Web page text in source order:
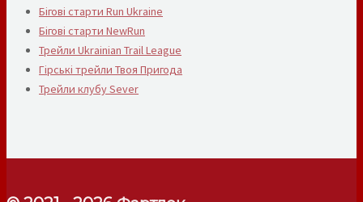
Бігові старти Run Ukraine
Бігові старти NewRun
Трейли Ukrainian Trail League
Гірські трейли Твоя Пригода
Трейли клубу Sever